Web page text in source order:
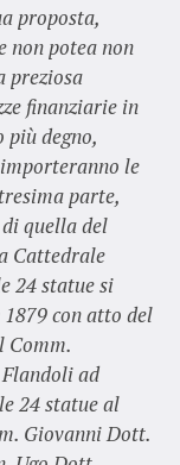
proposta,
non potea non
preziosa
finanziarie in
degno,
le
parte,
quella del
Cattedrale
24 statue si
con atto del
Comm.
ad
24 statue al
Giovanni Dott.